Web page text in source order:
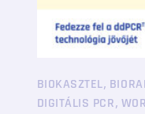
BIOKASZTEL,
DIGITÁLIS PCR,